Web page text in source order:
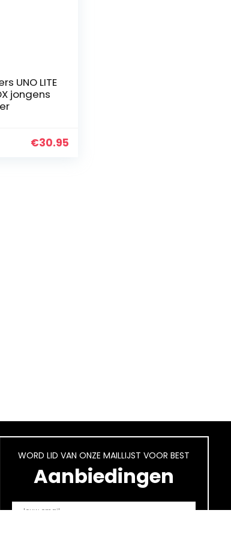
UNO LITE
jongens
€30.95
WORD LID VAN ONZE MAILLIJST VOOR BEST
Aanbiedingen